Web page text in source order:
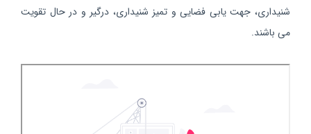
شنیداری، جهت یابی فضایی و تمیز شنیداری، درگیر و در حال تقویت
می باشند.